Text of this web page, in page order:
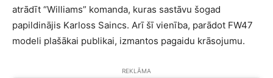
atrādīt “Williams” komanda, kuras sastāvu šogad
papildinājis Karloss Saincs. Arī šī vienība, parādot FW47
modeli plašākai publikai, izmantos pagaidu krāsojumu.
REKLĀMA